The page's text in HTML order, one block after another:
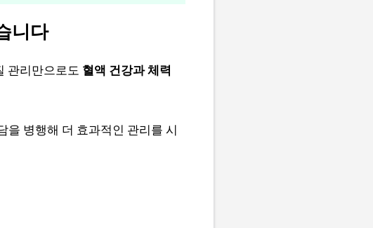
니다
관리만으로도 혈액 건강과 체력
을 병행해 더 효과적인 관리를 시